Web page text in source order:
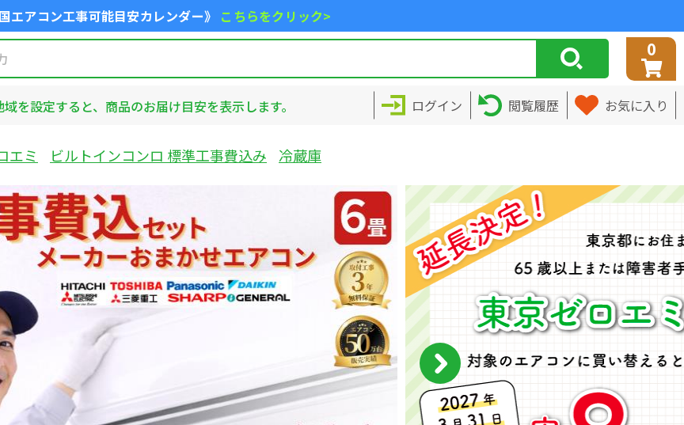
エアコン工事可能目安カレンダー》 こちらをクリック>
0
を設定すると、商品のお届け目安を表示します。 ログイン 閲覧履歴 お気に入り
エミ ビルトインコンロ 標準工事費込み 冷蔵庫